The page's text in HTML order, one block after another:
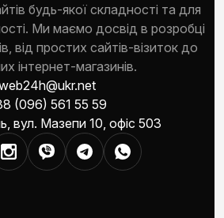
будь-якої складності та для
Ми маємо досвід в розробці
від простих сайтів-візиток до
інтернет-магазинів.
(096) 561 55 59
вул. Мазепи 10, офіс 503